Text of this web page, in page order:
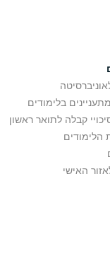
בלימודים
קבלה לתואר ראשון
הלימודים
האישי